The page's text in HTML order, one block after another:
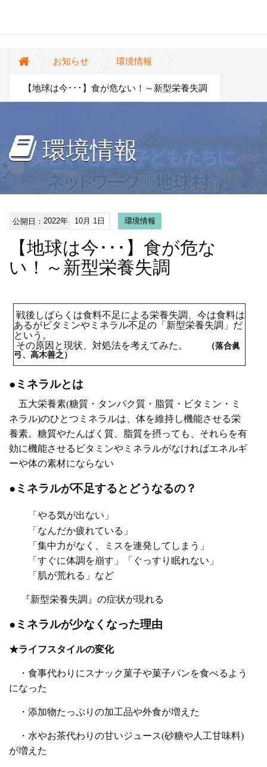
お知らせ 環境情報
【地球は今･･･】食が危ない！～新型栄養失調
環境情報
公開日：2022年 10月 1日 環境情報
【地球は今･･･】食が危な
い！～新型栄養失調
戦後しばらくは食料不足による栄養失調、今は食料は
あるがビタミンやミネラル不足の「新型栄養失調」だ
という。
その原因と現状、対処法を考えてみた。
（落合眞
弓、高木善之）
●ミネラルとは
五大栄養素(糖質・タンパク質・脂質・ビタミン・ミ
ネラル)のひとつミネラルは、体を維持し機能させる栄
養素。糖質やたんぱく質、脂質を摂っても、それらを有
効に機能させるビタミンやミネラルがなければエネルギ
ーや体の素材にならない
●ミネラルが不足するとどうなるの？
「やる気が出ない」
「なんだか疲れている」
「集中力がなく、ミスを連発してしまう」
「すぐに体調を崩す」「ぐっすり眠れない」
「肌が荒れる」など
『新型栄養失調』の症状が現れる
●ミネラルが少なくなった理由
★ライフスタイルの変化
・食事代わりにスナック菓子や菓子パンを食べるよう
になった
・添加物たっぷりの加工品や外食が増えた
・水やお茶代わりの甘いジュース(砂糖や人工甘味料)
が増えた